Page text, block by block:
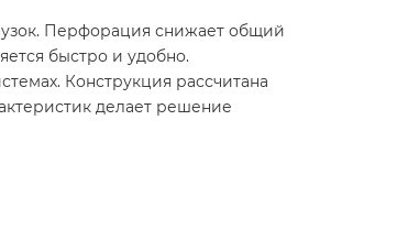
Перфорация снижает общий
быстро и удобно.
Конструкция рассчитана
делает решение